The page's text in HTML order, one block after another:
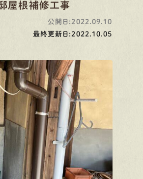
屋根補修工事
公開日:2022.09.10
最終更新日:2022.10.05